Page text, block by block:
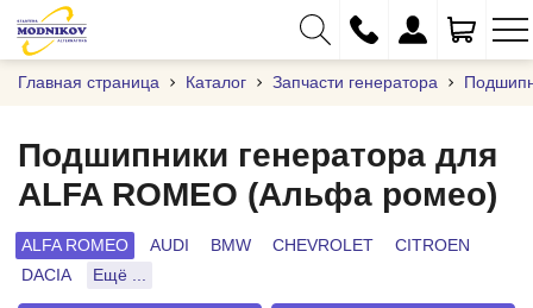
+375 (29) 333-01-01
+375 (17) 373-97-09
Главная страница Каталог Запчасти генератора
Подшипники генератора для
ALFA ROMEO (Альфа ромео)
ALFA ROMEO AUDI BMW CHEVROLET
CITROEN
DACIA
Ещё ...